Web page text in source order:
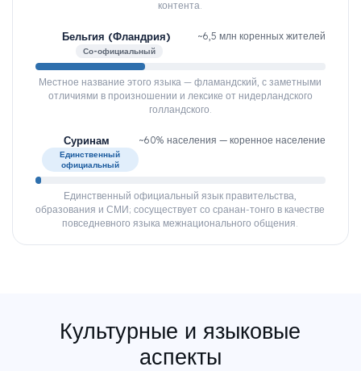
контента.
Бельгия (Фландрия)
Со-официальный
~6,5 млн коренных жителей
Местное название этого языка — фламандский, с заметными
отличиями в произношении и лексике от нидерландского
голландского.
Суринам
Единственный
официальный
~60% населения — коренное население
Единственный официальный язык правительства,
образования и СМИ; сосуществует со сранан-тонго в качестве
повседневного языка межнационального общения.
Культурные и языковые
аспекты